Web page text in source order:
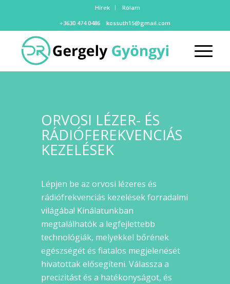
Hírek
Rólam
+3630 474 0486
kossuth15@gmail.com
ORVOSI LÉZER- ÉS
RÁDIÓFEREKVENCIÁS
KEZELÉSEK
Lépjen be az orvosi lézeres és
rádiófrekvenciás kezelések forradalmi
világába! Kínálatunkban
megtalálhatók a legfejlettebb
technológiák, melyekkel bőrének
egészségét és fiatalos megjelenését
hivatottak elősegíteni. Válassza a
precizitást és a hatékonyságot, és